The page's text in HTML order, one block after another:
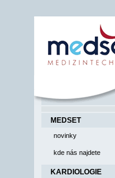
MEDSET
novinky
kde nás najdete
KARDIOLOGIE